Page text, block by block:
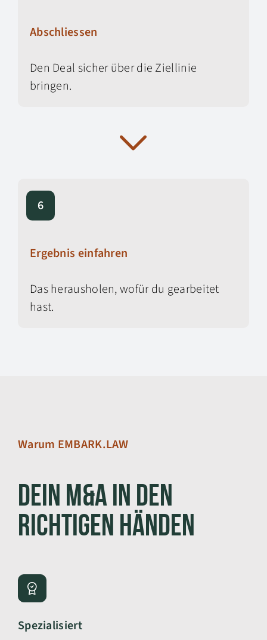
Abschliessen
Den Deal sicher über die Ziellinie
bringen.
6
Ergebnis einfahren
Das herausholen, wofür du gearbeitet
hast.
Warum EMBARK.LAW
Dein M&A in den
richtigen Händen
Spezialisiert